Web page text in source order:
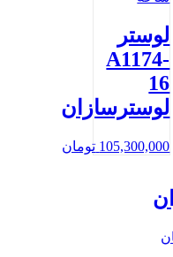
لوستر
A1174-
16
لوسترسازان
105,300,000 تومان